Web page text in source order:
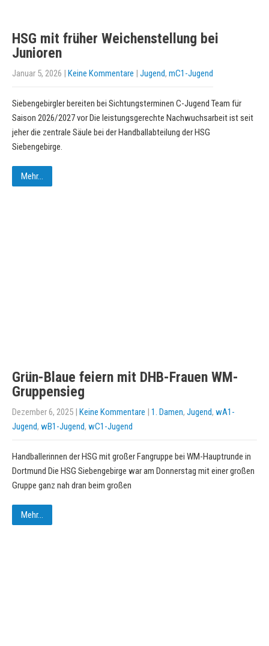
HSG mit früher Weichenstellung bei
Junioren
Januar 5, 2026 | Keine Kommentare | Jugend, mC1-Jugend
Siebengebirgler bereiten bei Sichtungsterminen C-Jugend Team für
Saison 2026/2027 vor Die leistungsgerechte Nachwuchsarbeit ist seit
jeher die zentrale Säule bei der Handballabteilung der HSG
Siebengebirge.
Mehr...
Grün-Blaue feiern mit DHB-Frauen WM-
Gruppensieg
Dezember 6, 2025 | Keine Kommentare | 1. Damen, Jugend, wA1-
Jugend, wB1-Jugend, wC1-Jugend
Handballerinnen der HSG mit großer Fangruppe bei WM-Hauptrunde in
Dortmund Die HSG Siebengebirge war am Donnerstag mit einer großen
Gruppe ganz nah dran beim großen
Mehr...